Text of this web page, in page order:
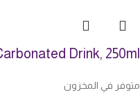
Drink, 250ml
متوفر في المخزون